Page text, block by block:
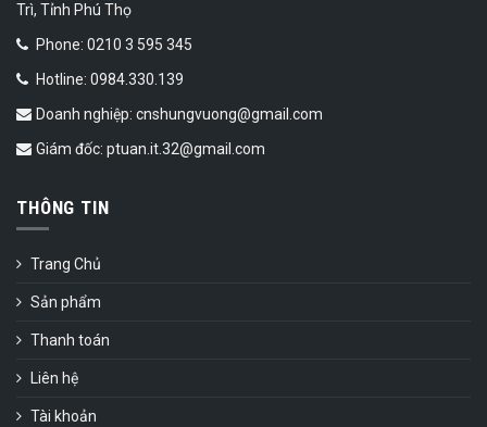
Trì, Tỉnh Phú Thọ
Phone: 0210 3 595 345
Hotline: 0984.330.139
Doanh nghiệp: cnshungvuong@gmail.com
Giám đốc: ptuan.it.32@gmail.com
THÔNG TIN
Trang Chủ
Sản phẩm
Thanh toán
Liên hệ
Tài khoản